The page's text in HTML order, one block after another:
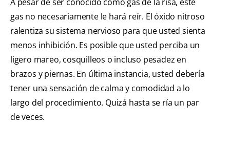
gas no necesariamente le hará reír. El óxido nitroso
ralentiza su sistema nervioso para que usted sienta
menos inhibición. Es posible que usted perciba un
ligero mareo, cosquilleos o incluso pesadez en
brazos y piernas. En última instancia, usted debería
tener una sensación de calma y comodidad a lo
largo del procedimiento. Quizá hasta se ría un par
de veces.